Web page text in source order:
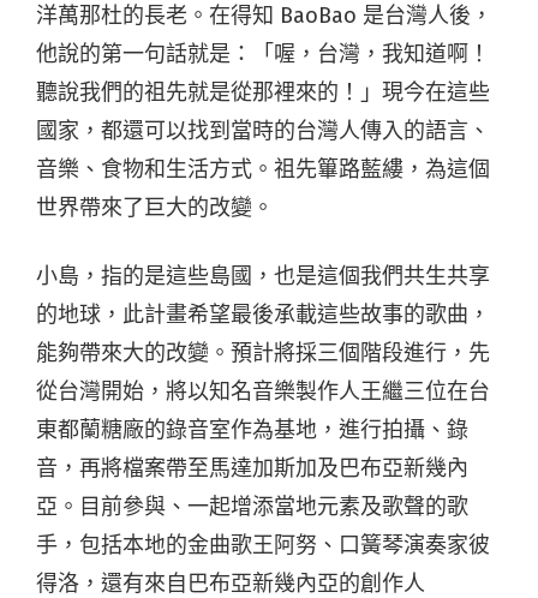
洋萬那杜的長老。在得知 BaoBao 是台灣人後，
他說的第一句話就是：「喔，台灣，我知道啊！
聽說我們的祖先就是從那裡來的！」現今在這些
國家，都還可以找到當時的台灣人傳入的語言、
音樂、食物和生活方式。祖先篳路藍縷，為這個
世界帶來了巨大的改變。
小島，指的是這些島國，也是這個我們共生共享
的地球，此計畫希望最後承載這些故事的歌曲，
能夠帶來大的改變。預計將採三個階段進行，先
從台灣開始，將以知名音樂製作人王繼三位在台
東都蘭糖廠的錄音室作為基地，進行拍攝、錄
音，再將檔案帶至馬達加斯加及巴布亞新幾內
亞。目前參與、一起增添當地元素及歌聲的歌
手，包括本地的金曲歌王阿努、口簧琴演奏家彼
得洛，還有來自巴布亞新幾內亞的創作人